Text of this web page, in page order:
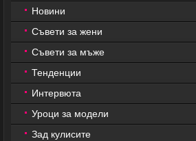
Новини
Съвети за жени
Съвети за мъже
Тенденции
Интервюта
Уроци за модели
Зад кулисите